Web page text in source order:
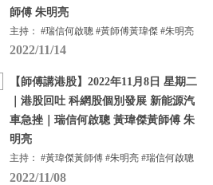
師傅 朱明亮
主持： #瑞信何啟聰 #黃師傅黃瑋傑 #朱明亮
2022/11/14
【師傅講港股】2022年11月8日 星期二
｜港股回吐 科網股個別發展 新能源汽
車急挫｜瑞信何啟聰 黃瑋傑黃師傅 朱
明亮
主持： #黃瑋傑黃師傅 #朱明亮 #瑞信何啟聰
2022/11/08